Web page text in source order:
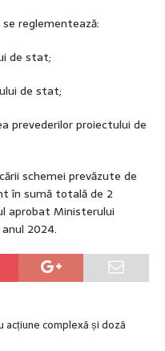
reglementează:
de stat;
de stat;
prevederilor proiectului de
schemei prevăzute de
în sumă totală de 2
aprobat Ministerului
2024.
acțiune complexă și doză